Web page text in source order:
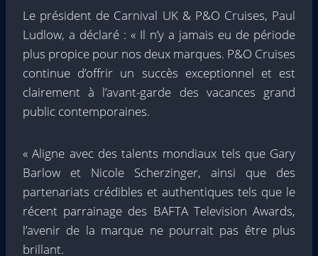
Le président de Carnival UK & P&O Cruises, Paul
Ludlow, a déclaré : « Il n’y a jamais eu de période
plus propice pour nos deux marques. P&O Cruises
continue d’offrir un succès exceptionnel et est
clairement à l’avant-garde des vacances grand
public contemporaines.
« Aligne avec des talents mondiaux tels que Gary
Barlow et Nicole Scherzinger, ainsi que des
partenariats crédibles et authentiques tels que le
récent parrainage des BAFTA Television Awards,
l’avenir de la marque ne pourrait pas être plus
brillant.